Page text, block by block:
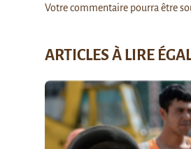
Votre commentaire pourra être
ARTICLES À LIRE